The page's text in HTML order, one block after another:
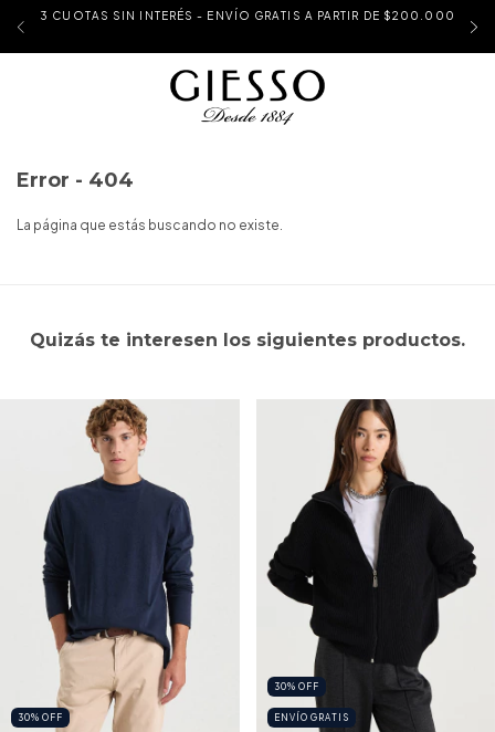
3 CUOTAS SIN INTERÉS - ENVÍO GRATIS A PARTIR DE $200.000
Error - 404
La página que estás buscando no existe.
Quizás te interesen los siguientes productos.
30% OFF
30% OFF
ENVÍO GRATIS